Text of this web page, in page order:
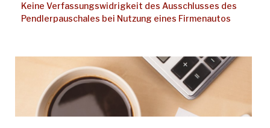
Keine Verfassungswidrigkeit des Ausschlusses des
Pendlerpauschales bei Nutzung eines Firmenautos